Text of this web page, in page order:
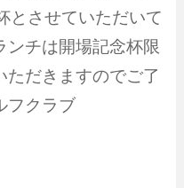
とさせていただいて
ンチは開場記念杯限
ただきますのでご了
フクラブ